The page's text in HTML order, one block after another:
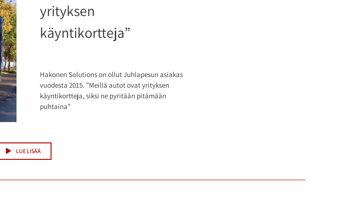
yrityksen
käyntikortteja”
Hakonen Solutions on ollut Juhlapesun asiakas
vuodesta 2015. ”Meillä autot ovat yrityksen
käyntikortteja, siksi ne pyritään pitämään
puhtaina”
LUE LISÄÄ